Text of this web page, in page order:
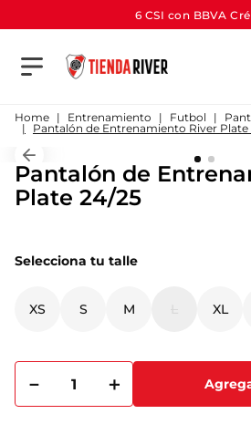
6 CSI con BBVA
Entrenamiento Futbol
Pantalón de Entrenamiento River Plate
Pantalón de
Plate 24/25
Selecciona tu talle
XS S M XL
＋
－
TÉRMINOS MÁS BUSCADOS
1
camiseta
3.
gorra
4
short
6.
pantalon
camiseta river
9.
river